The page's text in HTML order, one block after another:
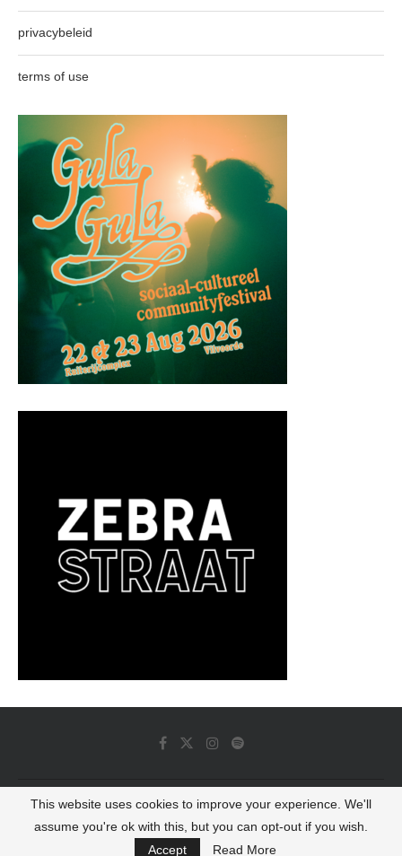
privacybeleid
terms of use
© 2022 - Luminous Dash All Rights Reserved
BACK TO TOP
This website uses cookies to improve your experience. We'll
assume you're ok with this, but you can opt-out if you wish.
Accept
Read More